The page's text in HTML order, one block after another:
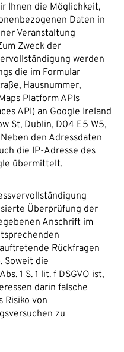
Ihnen die Möglichkeit,
Daten in
Veranstaltung
Zweck der
werden
die im Formular
Hausnummer,
Platform APIs
API) an Google Ireland
St, Dublin, D04 E5 W5,
den Adressdaten
die IP-Adresse des
übermittelt.
Überprüfung der
Anschrift im
Rückfragen
Soweit die
1 S. 1 lit. f DSGVO ist,
darin falsche
Risiko von
zu